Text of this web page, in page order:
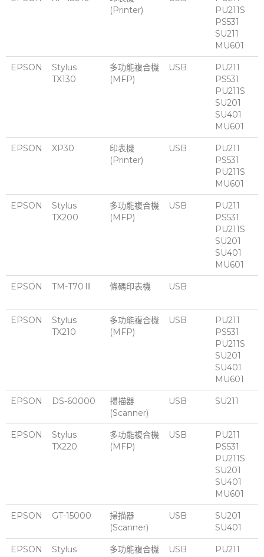
(Printer)
PU211S
PS531
SU211
MU601
EPSON
Stylus
TX130
多功能複合機
(MFP)
USB
PU211
PS531
PU211S
SU201
SU401
MU601
EPSON XP30
印表機
(Printer)
USB
PU211
PS531
PU211S
MU601
EPSON
Stylus
TX200
多功能複合機
(MFP)
USB
PU211
PS531
PU211S
SU201
SU401
MU601
EPSON TM-T70Ⅱ 條碼印表機 USB
EPSON
Stylus
TX210
多功能複合機
(MFP)
USB
PU211
PS531
PU211S
SU201
SU401
MU601
EPSON DS-60000
掃描器
(Scanner)
USB SU211
EPSON
Stylus
TX220
多功能複合機
(MFP)
USB
PU211
PS531
PU211S
SU201
SU401
MU601
EPSON GT-15000
掃描器
(Scanner)
USB
SU201
SU401
EPSON
Stylus
多功能複合機
USB
PU211